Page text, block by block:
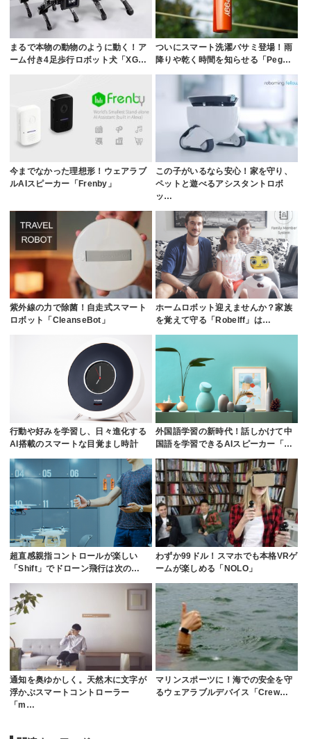
まるで本物の動物のように動く！ア
ーム付き4足歩行ロボット犬「XG…
ついにスマート洗濯バサミ登場！雨
降りや乾く時間を知らせる「Peg…
今までなかった理想形！ウェアラブ
ルAIスピーカー「Frenby」
この子がいるなら安心！家を守り、
ペットと遊べるアシスタントロボ
ッ…
紫外線の力で除菌！自走式スマート
ロボット「CleanseBot」
ホームロボット迎えませんか？家族
を覚えて守る「Robelff」は…
行動や好みを学習し、日々進化する
AI搭載のスマートな目覚まし時計
外国語学習の新時代！話しかけて中
国語を学習できるAIスピーカー「…
超直感親指コントロールが楽しい
「Shift」でドローン飛行は次の…
わずか99ドル！スマホでも本格VRゲ
ームが楽しめる「NOLO」
通知を奥ゆかしく。天然木に文字が
浮かぶスマートコントローラー
「m…
マリンスポーツに！海での安全を守
るウェアラブルデバイス「Crew…